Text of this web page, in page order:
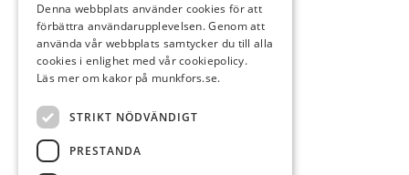
Denna webbplats använder cookies för att
förbättra användarupplevelsen. Genom att
använda vår webbplats samtycker du till alla
cookies i enlighet med vår cookiepolicy.
Läs mer om kakor på munkfors.se.
STRIKT NÖDVÄNDIGT
PRESTANDA